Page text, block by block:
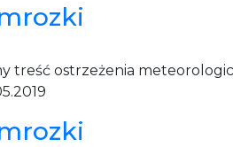
treść ostrzeżenia